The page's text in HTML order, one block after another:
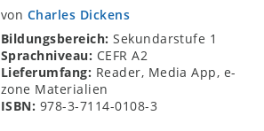
von Charles Dickens
Bildungsbereich:Sekundarstufe 1
Sprachniveau: CEFR A2
Lieferumfang: Reader, Media App, e-
zone Materialien
ISBN: 978-3-7114-0108-3